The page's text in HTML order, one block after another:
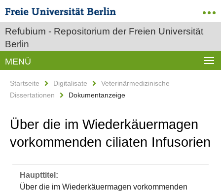
Refubium - Repositorium der Freien Universität
Berlin
MENÜ
Startseite Digitalisate
Veterinärmedizinische
Dissertationen
Dokumentanzeige
Über die im Wiederkäuermagen
vorkommenden ciliaten Infusorien
Haupttitel:
Über die im Wiederkäuermagen vorkommenden